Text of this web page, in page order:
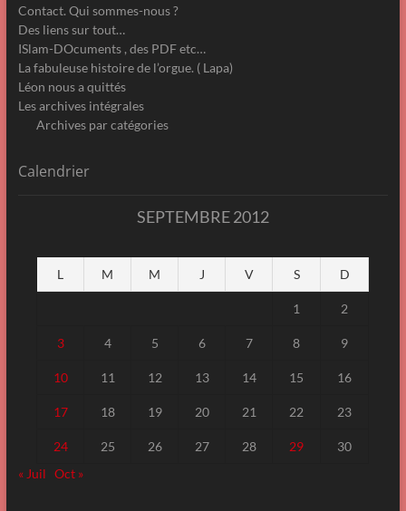
Contact. Qui sommes-nous ?
Des liens sur tout…
ISlam-DOcuments , des PDF etc…
La fabuleuse histoire de l’orgue. ( Lapa)
Léon nous a quittés
Les archives intégrales
Archives par catégories
Calendrier
SEPTEMBRE 2012
L M M J V S D
1 2
3 4 5 6 7 8 9
10 11 12 13 14 15 16
17 18 19 20 21 22 23
24 25 26 27 28 29
30
« Juil Oct »